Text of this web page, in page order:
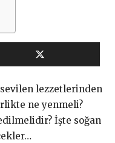
sevilen lezzetlerinden
ne yenmeli?
İşte soğan